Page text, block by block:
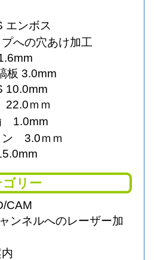
エンボス
への穴あけ加工
板 3.0mm
10.0mm
ｍｍ
1.0mm
ン 3.0ｍｍ
ゴリー
CAM
ンネルへのレーザー加